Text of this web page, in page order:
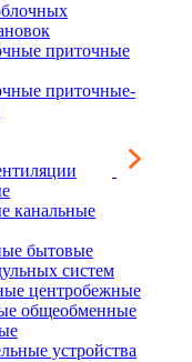
приточные
приточные-
канальные
бытовые
систем
центробежные
общеобменные
устройства